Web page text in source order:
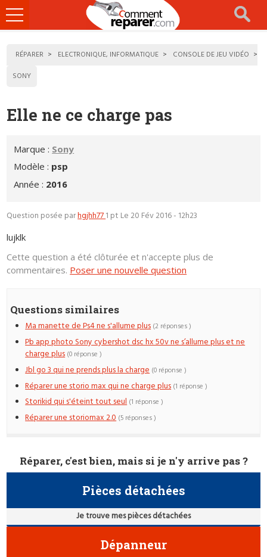
Ouvrir
le
RÉPARER ELECTRONIQUE, INFORMATIQUE
CONSOLE DE JEU VIDÉO
SONY
Elle ne ce charge pas
Marque : Sony
Modèle : psp
Année : 2016
Question posée parhgjhh771 pt Le 20 Fév 2016 - 12h23
lujklk
Cette question a été clôturée et n'accepte plus de
commentaires. Poser une nouvelle question
Questions similaires
Ma manette de Ps4 ne s'allume plus (2 réponses )
Pb app photo Sony cybershot dsc hx 50v ne s’allume plus et ne
charge plus (0 réponse )
Jbl go 3 qui ne prends plus la charge (0 réponse )
Réparer une storio max qui ne charge plus (1 réponse )
Storikid qui s'éteint tout seul (1 réponse )
Réparer une storiomax 2.0 (5 réponses )
Réparer, c'est bien, mais si je n'y arrive pas ?
Pièces détachées
Je trouve mes pièces détachées
Dépanneur